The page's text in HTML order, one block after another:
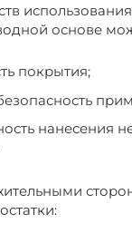
основе
покрытия;
нанесения